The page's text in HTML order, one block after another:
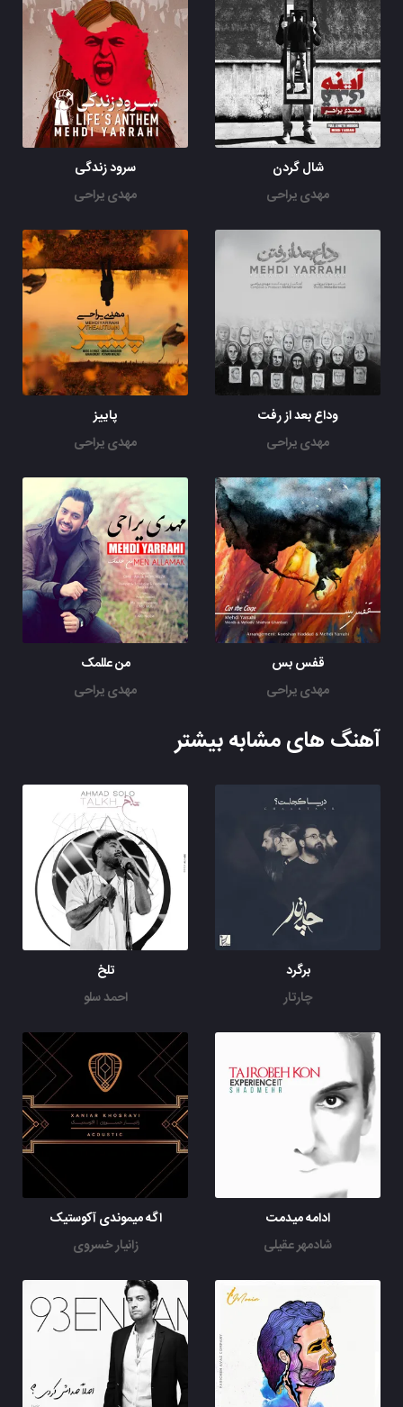
شال گردن
مهدی یراحی
سرود زندگی
مهدی یراحی
وداع بعد از رفت
مهدی یراحی
پاییز
مهدی یراحی
قفس بس
مهدی یراحی
من عللمک
مهدی یراحی
آهنگ های مشابه بیشتر
برگرد
چارتار
تلخ
احمد سلو
ادامه میدمت
شادمهر عقیلی
اگه میموندی آکوستیک
زانیار خسروی